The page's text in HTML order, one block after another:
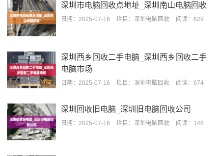
深圳市电脑回收点地址_深圳南山电脑回收
日期： 2025-07-16 栏目： 深圳电脑回收 阅读：629
深圳西乡回收二手电脑_深圳西乡回收二手
电脑市场
日期： 2025-07-16 栏目： 深圳电脑回收 阅读：674
深圳回收旧电脑_深圳旧电脑回收公司
日期： 2025-07-16 栏目： 深圳电脑回收 阅读：146